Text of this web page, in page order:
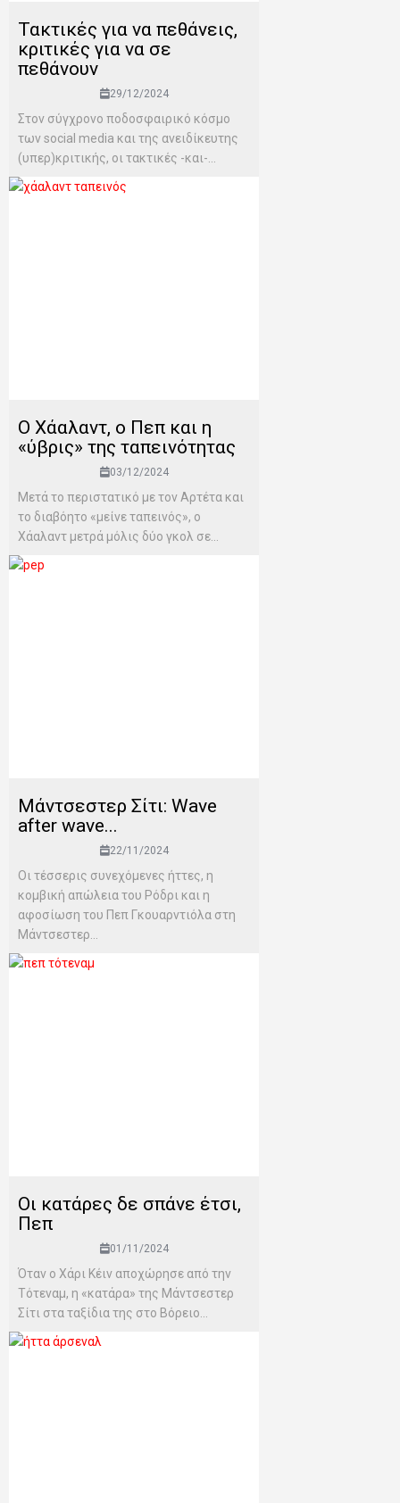
Τακτικές για να πεθάνεις,
κριτικές για να σε
πεθάνουν
29/12/2024
Στον σύγχρονο ποδοσφαιρικό κόσμο
των social media και της ανειδίκευτης
(υπερ)κριτικής, οι τακτικές -και-...
Ο Χάαλαντ, ο Πεπ και η
«ύβρις» της ταπεινότητας
03/12/2024
Μετά το περιστατικό με τον Αρτέτα και
το διαβόητο «μείνε ταπεινός», ο
Χάαλαντ μετρά μόλις δύο γκολ σε...
Μάντσεστερ Σίτι: Wave
after wave...
22/11/2024
Οι τέσσερις συνεχόμενες ήττες, η
κομβική απώλεια του Ρόδρι και η
αφοσίωση του Πεπ Γκουαρντιόλα στη
Μάντσεστερ...
Οι κατάρες δε σπάνε έτσι,
Πεπ
01/11/2024
Όταν ο Χάρι Κέιν αποχώρησε από την
Τότεναμ, η «κατάρα» της Μάντσεστερ
Σίτι στα ταξίδια της στο Βόρειο...